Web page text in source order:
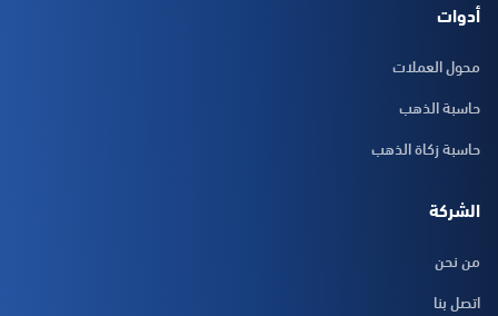
أدوات
محول العملات
حاسبة الذهب
حاسبة زكاة الذهب
الشركة
من نحن
اتصل بنا